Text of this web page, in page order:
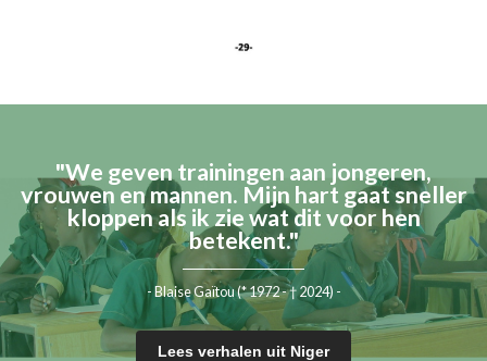
"We geven trainingen aan jongeren,
vrouwen en mannen. Mijn hart gaat sneller
kloppen als ik zie wat dit voor hen
betekent."
- Blaise Gaïtou (* 1972 - † 2024) -
Lees verhalen uit Niger